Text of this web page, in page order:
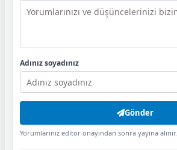
Adınız soyadınız
Gönder
Yorumlarınız editör onayından sonra yayına alınır.